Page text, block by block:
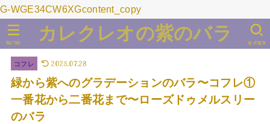
G-WGE34CW6XGcontent_copy
カレクレオの紫のバラ SEARCH
MENU
コフレ 2025.07.28
緑から紫へのグラデーションのバラ〜コフレ①
一番花から二番花まで〜ローズドゥメルスリー
のバラ